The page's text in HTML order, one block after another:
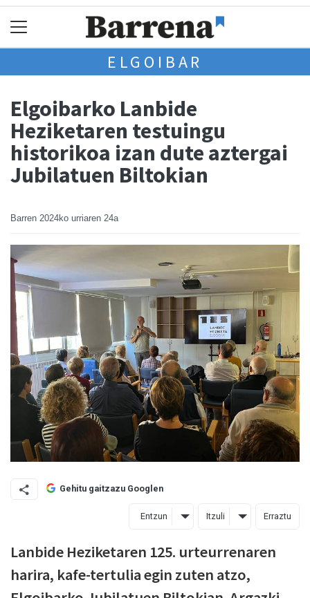
ELGOIBAR
Elgoibarko Lanbide
Heziketaren testuingu
historikoa izan dute aztergai
Jubilatuen Biltokian
Barren 2024ko urriaren 24a
Gehitu gaitzazu Googlen
Entzun Itzuli Erraztu
Lanbide Heziketaren 125. urteurrenaren
harira, kafe-tertulia egin zuten atzo,